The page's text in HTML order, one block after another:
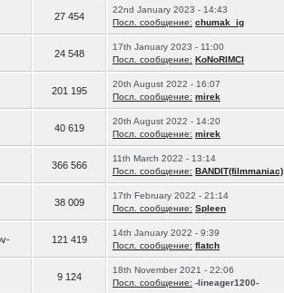
27 454
22nd January 2023 - 14:43
Посл. сообщение: chumak_ig
24 548
17th January 2023 - 11:00
Посл. сообщение: KoNoRIMCI
201 195
20th August 2022 - 16:07
Посл. сообщение: mirek
40 619
20th August 2022 - 14:20
Посл. сообщение: mirek
366 566
11th March 2022 - 13:14
Посл. сообщение: BANDIT(filmmaniac)
38 009
17th February 2022 - 21:14
Посл. сообщение: Spleen
121 419
14th January 2022 - 9:39
Посл. сообщение: flatch
9 124
18th November 2021 - 22:06
Посл. сообщение: -lineager1200-